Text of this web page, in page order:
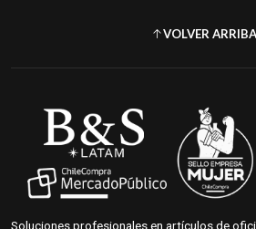
VOLVER ARRIBA
Soluciones profesionales en artículos de